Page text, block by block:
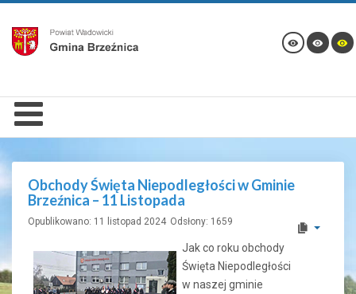
Obchody Święta Niepodległości w Gminie
Brzeźnica – 11 Listopada
Opublikowano: 11 listopad 2024 Odsłony: 1659
Jak co roku obchody
Święta Niepodległości
w naszej gminie